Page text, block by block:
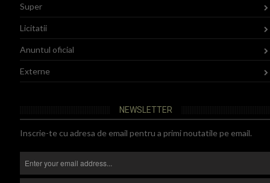
Super
Licitatii
Anuntul oficial
Externe
NEWSLETTER
Inscrie-te cu adresa de email pentru a primi noutatile pe email.